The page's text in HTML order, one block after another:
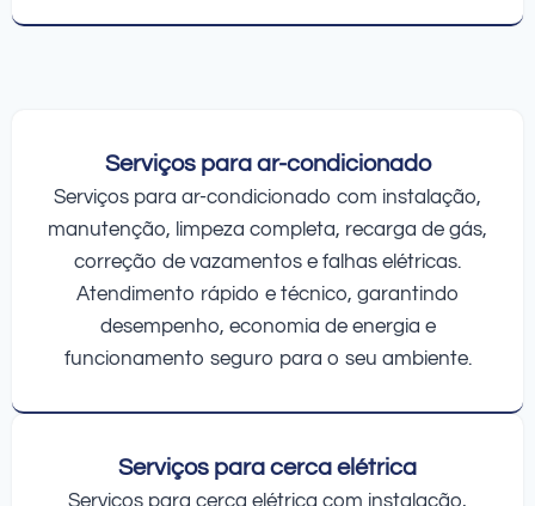
Serviços para ar-condicionado
Serviços para ar-condicionado com instalação,
manutenção, limpeza completa, recarga de gás,
correção de vazamentos e falhas elétricas.
Atendimento rápido e técnico, garantindo
desempenho, economia de energia e
funcionamento seguro para o seu ambiente.
Serviços para cerca elétrica
Serviços para cerca elétrica com instalação,